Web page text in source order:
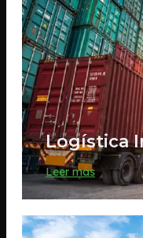
Logística
Leer más